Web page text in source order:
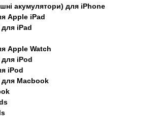
акумулятори) для iPhone
Apple iPad
для iPad
Apple Watch
для iPod
iPod
для Macbook